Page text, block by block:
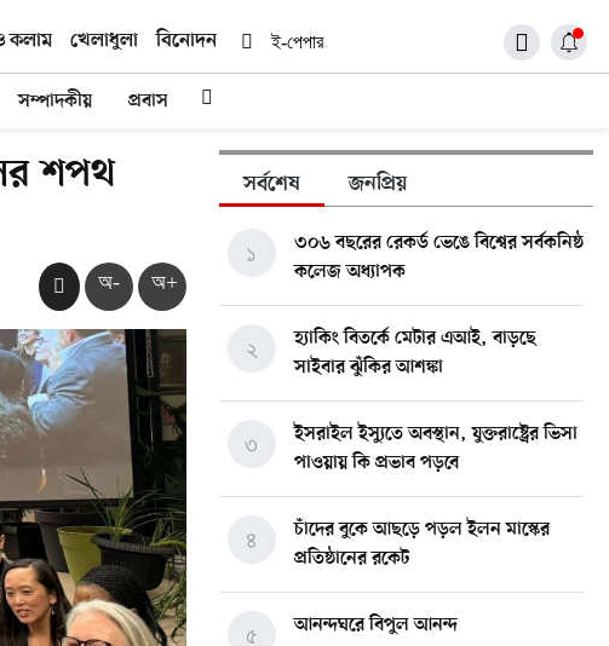
কলাম খেলাধুলা বিনোদন ই-পেপার
সম্পাদকীয় প্রবাস
শপথ
অ- অ+
সর্বশেষ জনপ্রিয়
৩০৬ বছরের রেকর্ড ভেঙে বিশ্বের সর্বকনিষ্ঠ
কলেজ অধ্যাপক
১
হ্যাকিং বিতর্কে মেটার এআই, বাড়ছে
সাইবার ঝুঁকির আশঙ্কা
২
ইসরাইল ইস্যুতে অবস্থান, যুক্তরাষ্ট্রের ভিসা
পাওয়ায় কি প্রভাব পড়বে
৩
চাঁদের বুকে আছড়ে পড়ল ইলন মাস্কের
প্রতিষ্ঠানের রকেট
৪
আনন্দঘরে বিপুল আনন্দ
৫